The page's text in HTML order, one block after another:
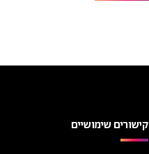
קישורים שימושיים